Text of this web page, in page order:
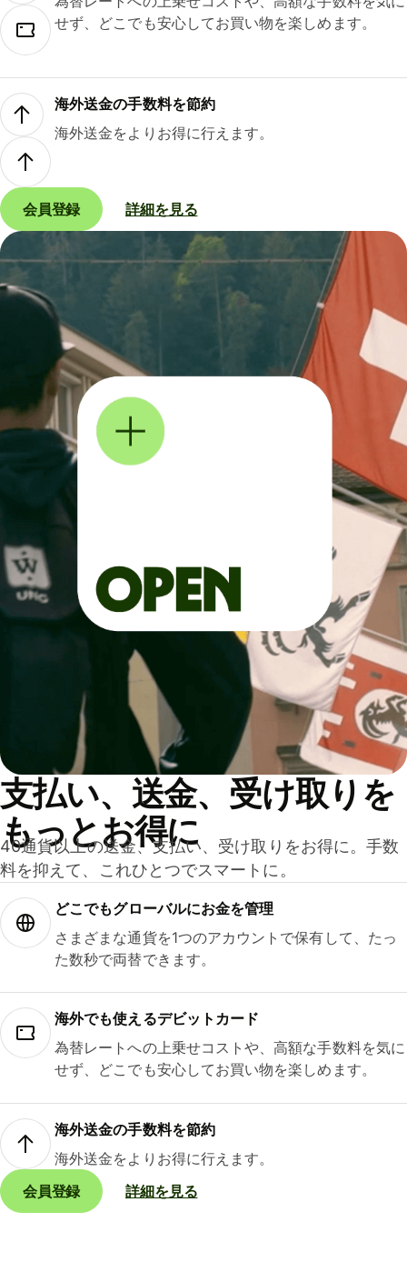
せず、どこでも安心してお買い物を楽しめます。
海外送金の手数料を節約
海外送金をよりお得に行えます。
会員登録 詳細を見る
支払い、送金、受け取りを
もっとお得に
40通貨以上の送金、支払い、受け取りをお得に。手数
料を抑えて、これひとつでスマートに。
どこでもグ⁠ロ⁠ー⁠バ⁠ルにお金を管理
さまざまな通貨を1つのアカウントで保有して、たっ
た数秒で両替できます。
海外でも使えるデビットカード
為替レートへの上乗せコストや、高額な手数料を気に
せず、どこでも安心してお買い物を楽しめます。
海外送金の手数料を節約
海外送金をよりお得に行えます。
会員登録
詳細を見る